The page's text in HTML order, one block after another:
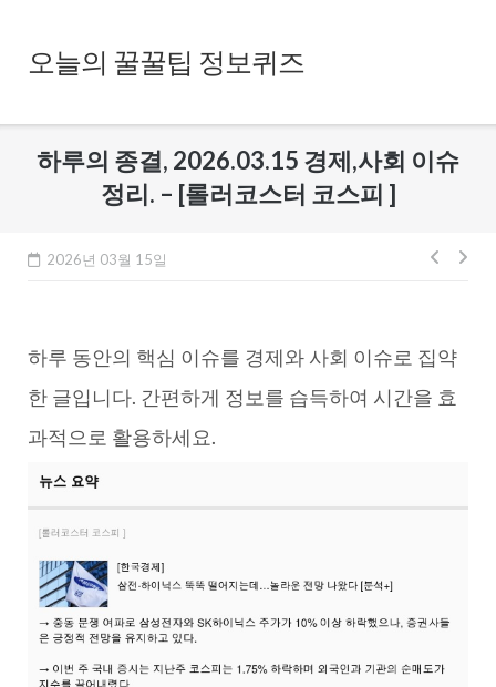
content오늘의 꿀꿀팁 정보퀴즈
하루의 종결, 2026.03.15 경제,사회 이슈
정리. – [롤러코스터 코스피 ]
2026년 03월 15일
글
게
이
하루 동안의 핵심 이슈를 경제와 사회 이슈로 집약
한 글입니다. 간편하게 정보를 습득하여 시간을 효
과적으로 활용하세요.